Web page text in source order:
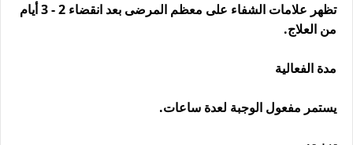
تظهر علامات الشفاء على معظم المرضى بعد انقضاء 2 - 3 أيام
من العلاج.
مدة الفعالية
يستمر مفعول الوجبة لعدة ساعات.